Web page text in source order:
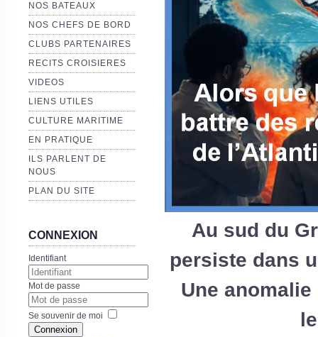
NOS BATEAUX
NOS CHEFS DE BORD
CLUBS PARTENAIRES
RECITS CROISIERES
VIDEOS
LIENS UTILES
CULTURE MARITIME
EN PRATIQUE
ILS PARLENT DE
NOUS
PLAN DU SITE
CONNEXION
Identifiant
Mot de passe
Se souvenir de moi
Connexion
Au sud du
persiste dans
Une